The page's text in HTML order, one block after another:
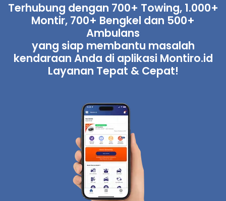
Terhubung dengan 700+ Towing, 1.000+
Montir, 700+ Bengkel dan 500+
Ambulans
yang siap membantu masalah
kendaraan Anda di aplikasi Montiro.id
Layanan Tepat & Cepat!